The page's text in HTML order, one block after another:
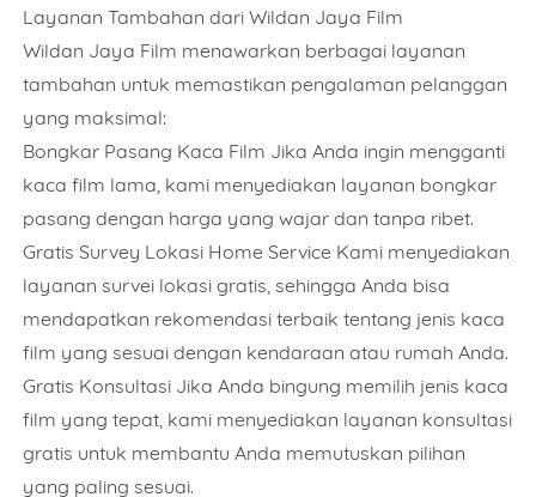
Layanan Tambahan dari Wildan Jaya Film
Wildan Jaya Film menawarkan berbagai layanan
tambahan untuk memastikan pengalaman pelanggan
yang maksimal:
Bongkar Pasang Kaca Film Jika Anda ingin mengganti
kaca film lama, kami menyediakan layanan bongkar
pasang dengan harga yang wajar dan tanpa ribet.
Gratis Survey Lokasi Home Service Kami menyediakan
layanan survei lokasi gratis, sehingga Anda bisa
mendapatkan rekomendasi terbaik tentang jenis kaca
film yang sesuai dengan kendaraan atau rumah Anda.
Gratis Konsultasi Jika Anda bingung memilih jenis kaca
film yang tepat, kami menyediakan layanan konsultasi
gratis untuk membantu Anda memutuskan pilihan
yang paling sesuai.